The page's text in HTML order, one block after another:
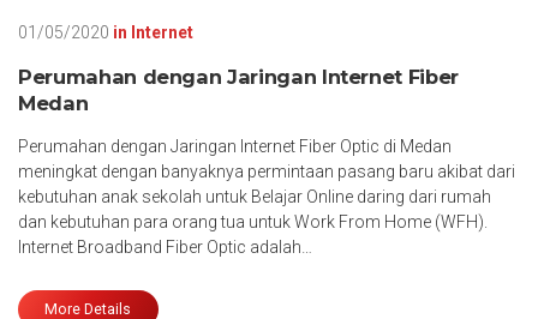
01/05/2020 in Internet
Perumahan dengan Jaringan Internet Fiber
Medan
Perumahan dengan Jaringan Internet Fiber Optic di Medan
meningkat dengan banyaknya permintaan pasang baru akibat dari
kebutuhan anak sekolah untuk Belajar Online daring dari rumah
dan kebutuhan para orang tua untuk Work From Home (WFH).
Internet Broadband Fiber Optic adalah…
More Details